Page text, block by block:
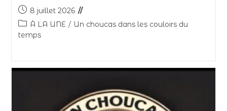
8 juillet 2026
À LA UNE / Un choucas dans les couloirs du
temps